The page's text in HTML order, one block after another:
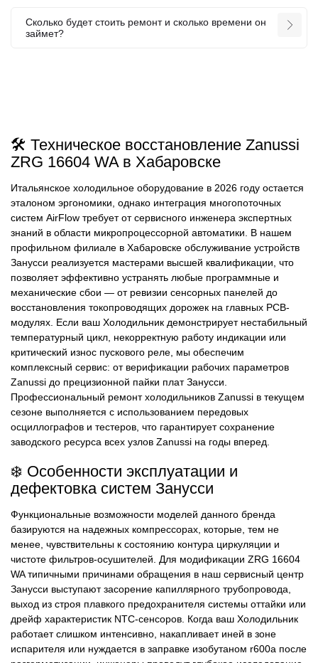
Сколько будет стоить ремонт и сколько времени он
займет?
🛠️ Техническое восстановление Zanussi
ZRG 16604 WA в Хабаровске
Итальянское холодильное оборудование в 2026 году остается
эталоном эргономики, однако интеграция многопоточных
систем AirFlow требует от сервисного инженера экспертных
знаний в области микропроцессорной автоматики. В нашем
профильном филиале в Хабаровске обслуживание устройств
Занусси реализуется мастерами высшей квалификации, что
позволяет эффективно устранять любые программные и
механические сбои — от ревизии сенсорных панелей до
восстановления токопроводящих дорожек на главных PCB-
модулях. Если ваш Холодильник демонстрирует нестабильный
температурный цикл, некорректную работу индикации или
критический износ пускового реле, мы обеспечим
комплексный сервис: от верификации рабочих параметров
Zanussi до прецизионной пайки плат Занусси.
Профессиональный ремонт холодильников Zanussi в текущем
сезоне выполняется с использованием передовых
осциллографов и тестеров, что гарантирует сохранение
заводского ресурса всех узлов Zanussi на годы вперед.
❄️ Особенности эксплуатации и
дефектовка систем Занусси
Функциональные возможности моделей данного бренда
базируются на надежных компрессорах, которые, тем не
менее, чувствительны к состоянию контура циркуляции и
чистоте фильтров-осушителей. Для модификации ZRG 16604
WA типичными причинами обращения в наш сервисный центр
Занусси выступают засорение капиллярного трубопровода,
выход из строя плавкого предохранителя системы оттайки или
дрейф характеристик NTC-сенсоров. Когда ваш Холодильник
работает слишком интенсивно, накапливает иней в зоне
испарителя или нуждается в заправке изобутаном r600a после